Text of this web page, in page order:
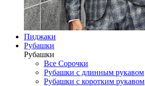
Пиджаки
Рубашки
Рубашки
Все Сорочки
Рубашки с длинным рукавом
Рубашки с коротким рукавом